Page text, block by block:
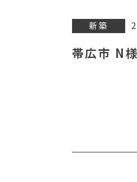
新築
帯広市 N